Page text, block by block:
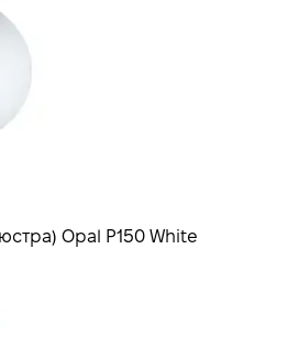
Opal P150 White